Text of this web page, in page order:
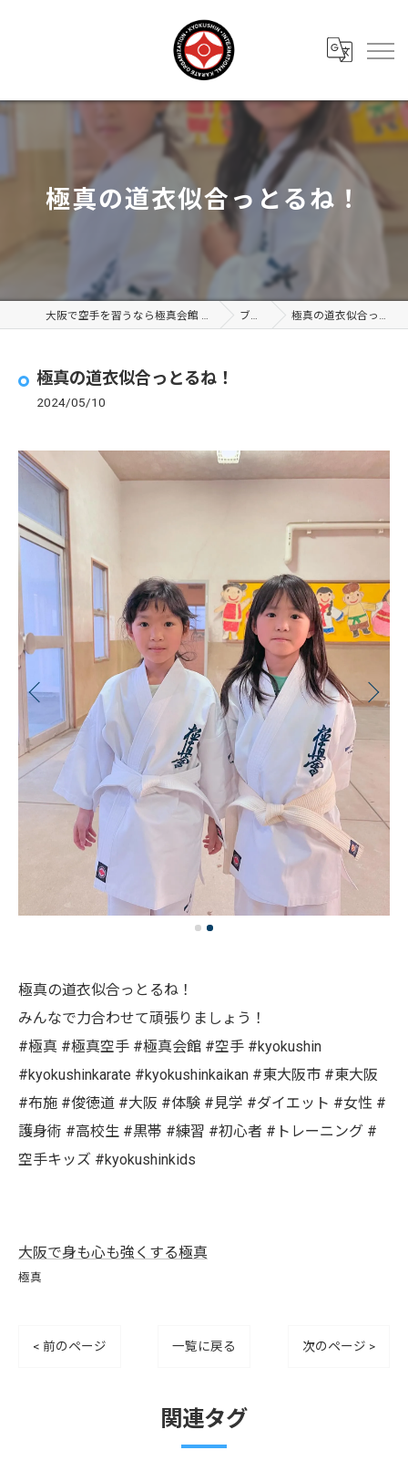
極真の道衣似合っとるね！
大阪で空手を習うなら極真会館 大阪布施支部 ブログ 極真の道衣似合っとるね！
極真の道衣似合っとるね！
2024/05/10
極真の道衣似合っとるね！
みんなで力合わせて頑張りましょう！
#極真 #極真空手 #極真会館 #空手 #kyokushin
#kyokushinkarate #kyokushinkaikan #東大阪市 #東大阪
#布施 #俊徳道 #大阪 #体験 #見学 #ダイエット #女性 #
護身術 #高校生 #黒帯 #練習 #初心者 #トレーニング #
空手キッズ #kyokushinkids
大阪で身も心も強くする極真
極真
< 前のページ 一覧に戻る 次のページ >
関連タグ